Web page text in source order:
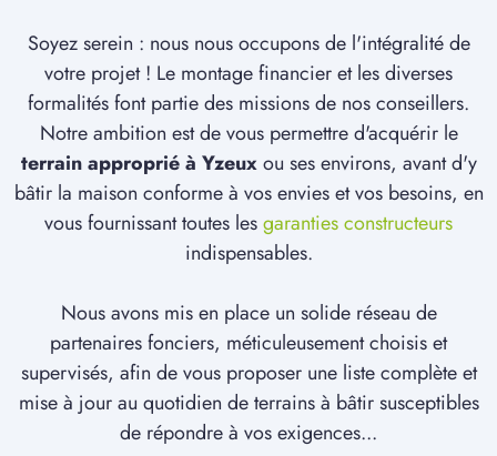
Soyez serein : nous nous occupons de l'intégralité de
votre projet ! Le montage financier et les diverses
formalités font partie des missions de nos conseillers.
Notre ambition est de vous permettre d'acquérir le
terrain approprié à Yzeuxou ses environs, avant d'y
bâtir la maison conforme à vos envies et vos besoins, en
vous fournissant toutes lesgaranties constructeurs
indispensables.
Nous avons mis en place un solide réseau de
partenaires fonciers, méticuleusement choisis et
supervisés, afin de vous proposer une liste complète et
mise à jour au quotidien de terrains à bâtir susceptibles
de répondre à vos exigences...